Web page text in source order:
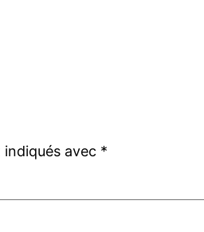
avec *